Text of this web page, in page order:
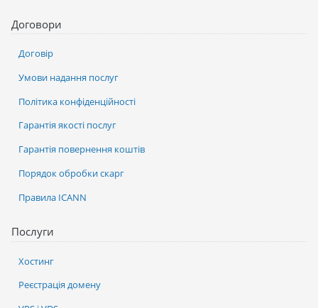
Послуги
Хостинг
Реєстрація домену
Договори
Договір
Умови надання послуг
Політика конфіденційності
Гарантія якості послуг
Гарантія повернення коштів
Порядок обробки скарг
Правила ICANN